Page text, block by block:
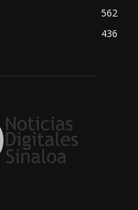
562
436